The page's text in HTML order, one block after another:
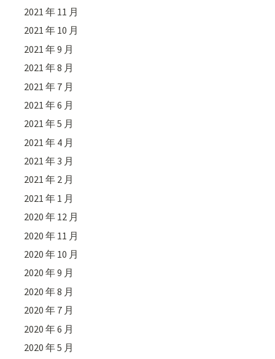
2021 年 11 月
2021 年 10 月
2021 年 9 月
2021 年 8 月
2021 年 7 月
2021 年 6 月
2021 年 5 月
2021 年 4 月
2021 年 3 月
2021 年 2 月
2021 年 1 月
2020 年 12 月
2020 年 11 月
2020 年 10 月
2020 年 9 月
2020 年 8 月
2020 年 7 月
2020 年 6 月
2020 年 5 月